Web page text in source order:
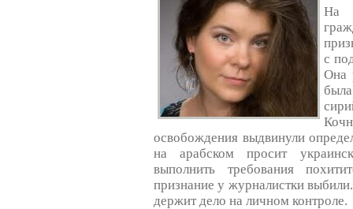
На
с
Она
освобождения выдвинули
на арабском просит
выполнить требования
признание у журналистки
держит дело на личном контроле.